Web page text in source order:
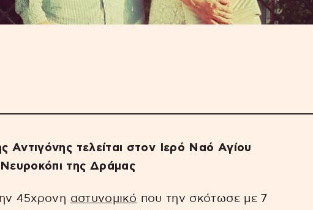
Αντιγόνης τελείται στον Ιερό Ναό Αγίου
της Δράμας
45χρονη αστυνομικό που την σκότωσε με 7